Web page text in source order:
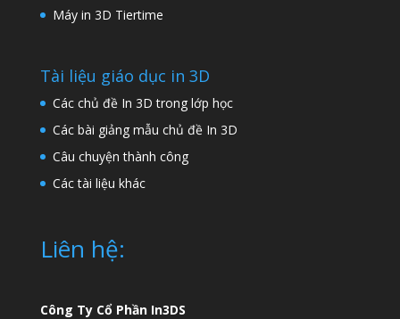
Máy in 3D Tiertime
Tài liệu giáo dục in 3D
Các chủ đề In 3D trong lớp học
Các bài giảng mẫu chủ đề In 3D
Câu chuyện thành công
Các tài liệu khác
Liên hệ:
Công Ty Cổ Phần In3DS